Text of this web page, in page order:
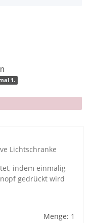
1.
Lichtschranke
indem einmalig
gedrückt wird
Menge: 1